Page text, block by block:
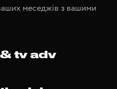
меседжів з вашими
tv adv